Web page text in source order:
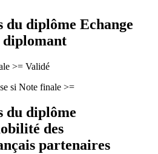
du diplôme Echange
>= Validé
si Note finale >=
du diplôme
des
partenaires